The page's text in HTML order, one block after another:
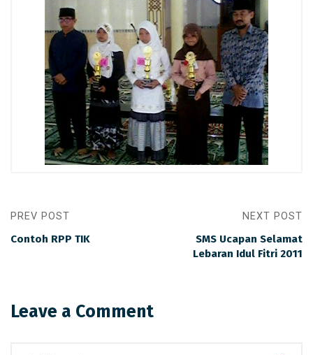
PREV POST
Contoh RPP TIK
NEXT POST
SMS Ucapan Selamat
Lebaran Idul Fitri 2011
Leave a Comment